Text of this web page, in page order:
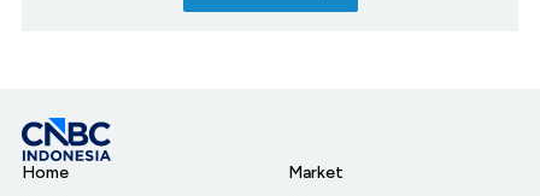
Home
Market